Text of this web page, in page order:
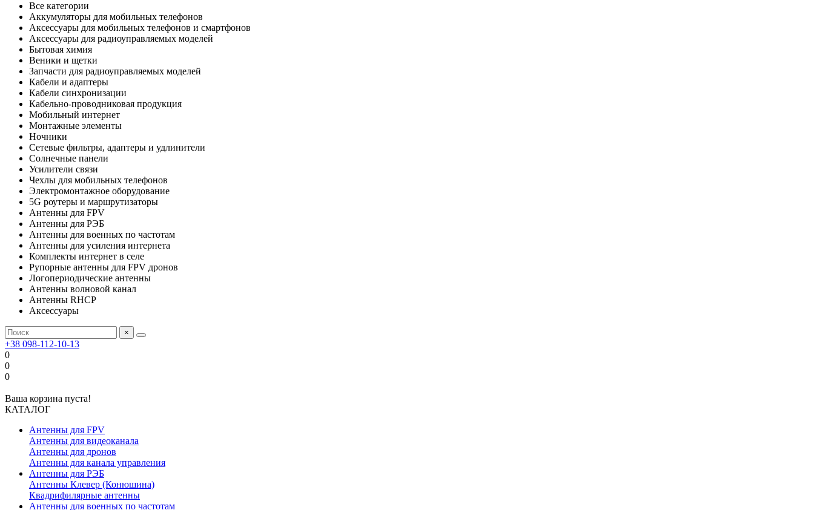
Все категории
Аккумуляторы для мобильных телефонов
Аксессуары для мобильных телефонов и смартфонов
Аксессуары для радиоуправляемых моделей
Бытовая химия
Веники и щетки
Запчасти для радиоуправляемых моделей
Кабели и адаптеры
Кабели синхронизации
Кабельно-проводниковая продукция
Мобильный интернет
Монтажные элементы
Ночники
Сетевые фильтры, адаптеры и удлинители
Солнечные панели
Усилители связи
Чехлы для мобильных телефонов
Электромонтажное оборудование
5G роутеры и маршрутизаторы
Антенны для FPV
Антенны для РЭБ
Антенны для военных по частотам
Антенны для усиления интернета
Комплекты интернет в селе
Рупорные антенны для FPV дронов
Логопериодические антенны
Антенны волновой канал
Антенны RHCP
Аксессуары
×
+38 098-112-10-13
0
0
0
Ваша корзина пуста!
КАТАЛОГ
Антенны для FPV
Антенны для видеоканала
Антенны для дронов
Антенны для канала управления
Антенны для РЭБ
Антенны Клевер (Конюшина)
Квадрифилярные антенны
Антенны для военных по частотам